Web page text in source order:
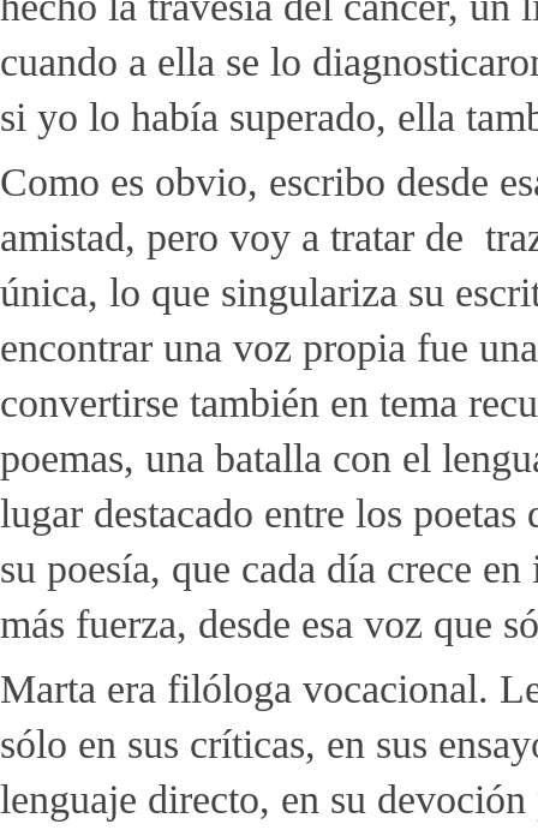
cuando a ella se lo
si yo lo había superado, ella
Como es obvio, escribo desde
amistad, pero voy a tratar de
única, lo que singulariza su
encontrar una voz propia fue
convertirse también en tema
poemas, una batalla con el
lugar destacado entre los
su poesía, que cada día crece
más fuerza, desde esa voz que
Marta era filóloga vocacional.
sólo en sus críticas, en sus
lenguaje directo, en su